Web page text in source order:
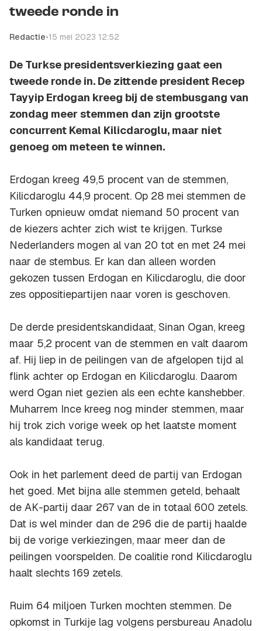
tweede ronde in
Redactie•15 mei 2023 12:52
De Turkse presidentsverkiezing gaat een
tweede ronde in. De zittende president Recep
Tayyip Erdogan kreeg bij de stembusgang van
zondag meer stemmen dan zijn grootste
concurrent Kemal Kilicdaroglu, maar niet
genoeg om meteen te winnen.
Erdogan kreeg 49,5 procent van de stemmen,
Kilicdaroglu 44,9 procent. Op 28 mei stemmen de
Turken opnieuw omdat niemand 50 procent van
de kiezers achter zich wist te krijgen. Turkse
Nederlanders mogen al van 20 tot en met 24 mei
naar de stembus. Er kan dan alleen worden
gekozen tussen Erdogan en Kilicdaroglu, die door
zes oppositiepartijen naar voren is geschoven.
De derde presidentskandidaat, Sinan Ogan, kreeg
maar 5,2 procent van de stemmen en valt daarom
af. Hij liep in de peilingen van de afgelopen tijd al
flink achter op Erdogan en Kilicdaroglu. Daarom
werd Ogan niet gezien als een echte kanshebber.
Muharrem Ince kreeg nog minder stemmen, maar
hij trok zich vorige week op het laatste moment
als kandidaat terug.
Ook in het parlement deed de partij van Erdogan
het goed. Met bijna alle stemmen geteld, behaalt
de AK-partij daar 267 van de in totaal 600 zetels.
Dat is wel minder dan de 296 die de partij haalde
bij de vorige verkiezingen, maar meer dan de
peilingen voorspelden. De coalitie rond Kilicdaroglu
haalt slechts 169 zetels.
Ruim 64 miljoen Turken mochten stemmen. De
opkomst in Turkije lag volgens persbureau Anadolu